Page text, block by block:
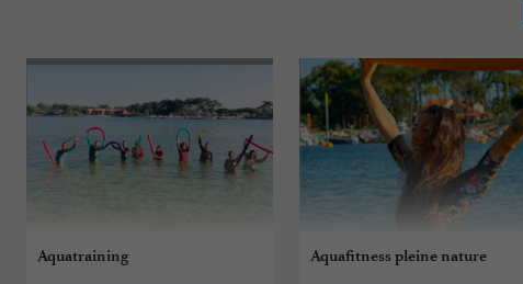
Aquatraining Aquafitness pleine nature